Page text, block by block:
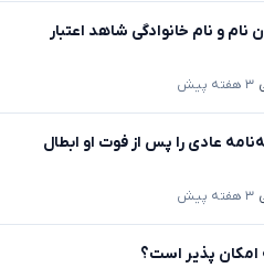
و نام خانوادگی شاهد اعتبار
۳ هفته پیش
عادی را پس از فوت او ابطال
۳ هفته پیش
پذیر است؟